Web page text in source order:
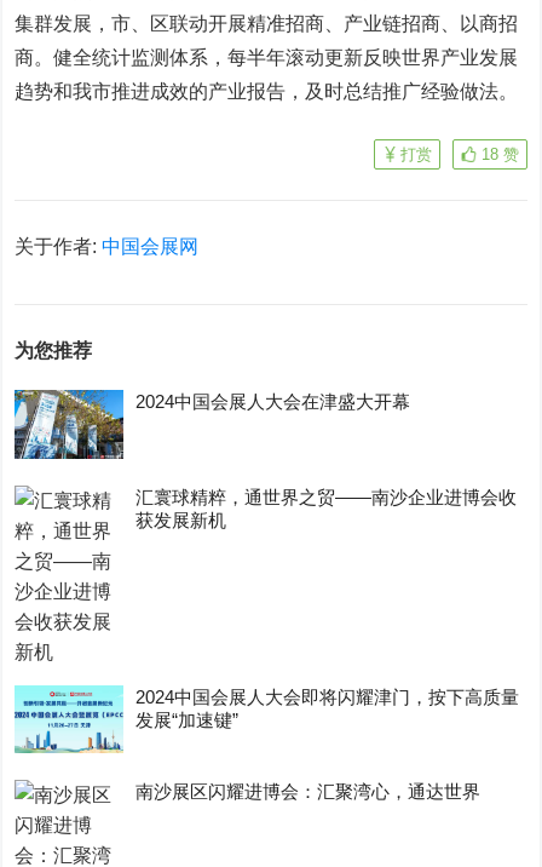
集群发展，市、区联动开展精准招商、产业链招商、以商招
商。健全统计监测体系，每半年滚动更新反映世界产业发展
趋势和我市推进成效的产业报告，及时总结推广经验做法。
18 赞
打赏
关于作者:中国会展网
为您推荐
2024中国会展人大会在津盛大开幕
汇寰球精粹，通世界之贸——南沙企业进博会收
获发展新机
2024中国会展人大会即将闪耀津门，按下高质量
发展“加速键”
南沙展区闪耀进博会：汇聚湾心，通达世界